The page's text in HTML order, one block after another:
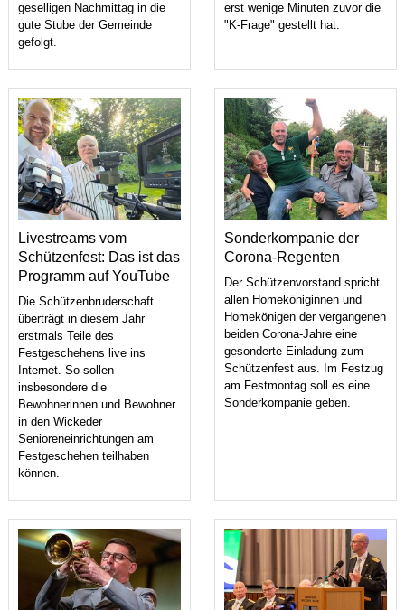
geselligen Nachmittag in die
gute Stube der Gemeinde
gefolgt.
erst wenige Minuten zuvor die
"K-Frage" gestellt hat.
Livestreams vom
Schützenfest: Das ist das
Programm auf YouTube
Die Schützenbruderschaft
überträgt in diesem Jahr
erstmals Teile des
Festgeschehens live ins
Internet. So sollen
insbesondere die
Bewohnerinnen und Bewohner
in den Wickeder
Senioreneinrichtungen am
Festgeschehen teilhaben
können.
Sonderkompanie der
Corona-Regenten
Der Schützenvorstand spricht
allen Homeköniginnen und
Homekönigen der vergangenen
beiden Corona-Jahre eine
gesonderte Einladung zum
Schützenfest aus. Im Festzug
am Festmontag soll es eine
Sonderkompanie geben.